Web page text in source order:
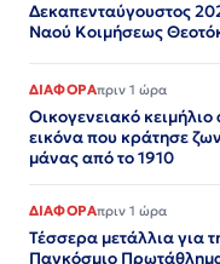
Δεκαπενταύγουστος
Ναού Κοιμήσεως
ΔΙΑΦΟΡΑπριν 1 ώρα
Οικογενειακό
εικόνα που κράτησε
μάνας από το 1910
ΔΙΑΦΟΡΑπριν 1 ώρα
Τέσσερα μετάλλια για
Παγκόσμιο Πρωτάθλημα